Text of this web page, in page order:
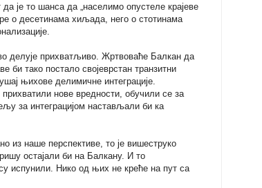
је то шанса да „населимо опустеле крајеве
о десетинама хиљада, него о стотинама
делује прихватљиво. Жртвоваће Балкан да
би тако постало својеврстан транзитни
њихове делимичне интеграције.
нове вредности, обучили се за
за интеграцијом настављали би ка
из наше перспективе, то је вишеструко
остајали би на Балкану. И то
испунили. Нико од њих не креће на пут са